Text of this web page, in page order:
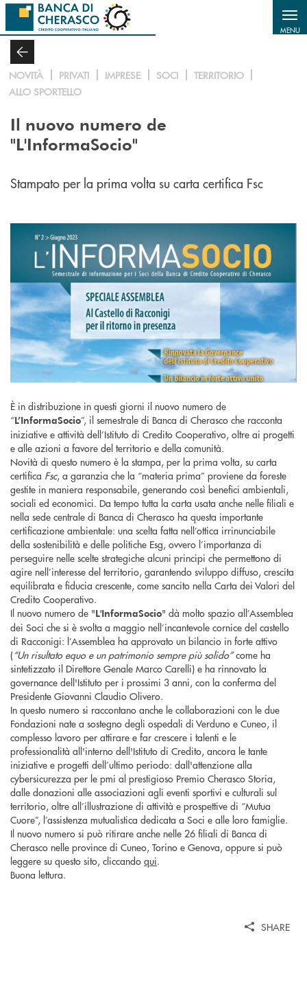
Salta al contenuto principale
MENU
NOVITÀ PRIVATI IMPRESE SOCI
TERRITORIO
ALLO SPORTELLO
Il nuovo numero de
"L'InformaSocio"
Stampato per la prima volta su carta certifica Fsc
È in distribuzione in questi giorni il nuovo numero de
“L’InformaSocio”, il semestrale di Banca di Cherasco che racconta
iniziative e attività dell’Istituto di Credito Cooperativo, oltre ai progetti
e alle azioni a favore del territorio e della comunità.
Novità di questo numero è la stampa, per la prima volta, su carta
certifica Fsc, a garanzia che la “materia prima” proviene da foreste
gestite in maniera responsabile, generando così benefici ambientali,
sociali ed economici. Da tempo tutta la carta usata anche nelle filiali e
nella sede centrale di Banca di Cherasco ha questa importante
certificazione ambientale: una scelta fatta nell’ottica irrinunciabile
della sostenibilità e delle politiche Esg, ovvero l’importanza di
perseguire nelle scelte strategiche alcuni principi che permettono di
agire nell’interesse del territorio, garantendo sviluppo diffuso, crescita
equilibrata e fiducia crescente, come sancito nella Carta dei Valori del
Credito Cooperativo.
Il nuovo numero de "L'InformaSocio" dà molto spazio all’Assemblea
dei Soci che si è svolta a maggio nell’incantevole cornice del castello
di Racconigi: l’Assemblea ha approvato un bilancio in forte attivo
( “Un risultato equo e un patrimonio sempre più solido”come ha
sintetizzato il Direttore Genale Marco Carelli) e ha rinnovato la
governance dell'Istituto per i prossimi 3 anni, con la conferma del
Presidente Giovanni Claudio Olivero.
In questo numero si raccontano anche le collaborazioni con le due
Fondazioni nate a sostegno degli ospedali di Verduno e Cuneo, il
complesso lavoro per attirare e far crescere i talenti e le
professionalità all'interno dell'Istituto di Credito, ancora le tante
iniziative e progetti dell’ultimo periodo: dall'attenzione alla
cybersicurezza per le pmi al prestigioso Premio Cherasco Storia,
dalle donazioni alle associazioni agli eventi sportivi e culturali sul
territorio, oltre all’illustrazione di attività e prospettive di “Mutua
Cuore”, l’assistenza mutualistica dedicata a Soci e alle loro famiglie.
Il nuovo numero si può ritirare anche nelle 26 filiali di Banca di
Cherasco nelle province di Cuneo, Torino e Genova, oppure si può
leggere su questo sito, cliccando qui.
Buona lettura.
SHARE